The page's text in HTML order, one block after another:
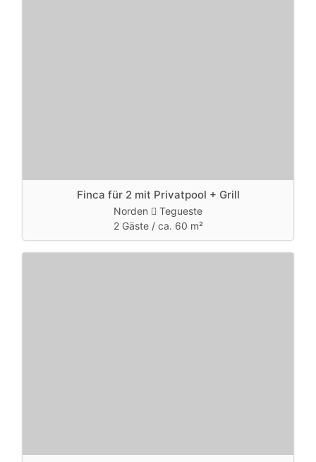
Finca für 2 mit Privatpool + Grill
Norden
Tegueste
2 Gäste / ca. 60 m²